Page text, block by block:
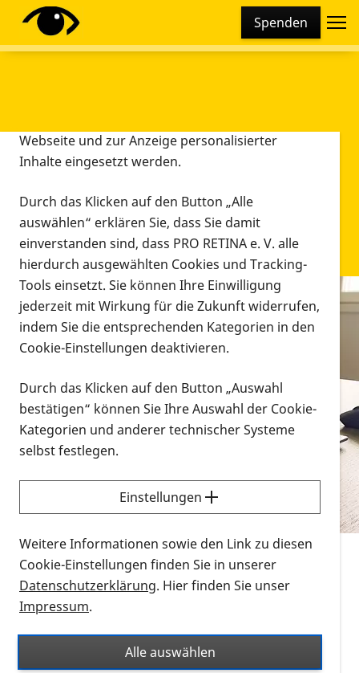
Spenden
Infomaterial
Infomaterial
Vorlesen
Alle Infomaterialien in verschiedenen
Formaten an einem Ort
Sie möchten wissen, wie Sie nach Infonmaterial
suchen und dieses bestellen bzw. herunterladen
können? Schauen Sie sich dieErklärvideos zum
Thema Infomaterial auf der PRO RETINA-Website
für blinde und sehbehinderte Menschen an.
Auf dieser Seite finden Sie sämtliches Infomaterial
Ort. Nutzen Sie den Formatfilter, um ausschließlich
nach Flyern und Broschüren, Audios oder Videos zu
Diese Webseite setzt verschiedene Cookies und
Tracking-Tools ein. Dies beinhaltet Cookies und
Webseite und zur Anzeige personalisierter
Inhalte eingesetzt werden.
Durch das Klicken auf den Button „Alle
auswählen“ erklären Sie, dass Sie damit
einverstanden sind, dass PRO RETINA e. V. alle
hierdurch ausgewählten Cookies und Tracking-
Tools einsetzt. Sie können Ihre Einwilligung
jederzeit mit Wirkung für die Zukunft widerrufen,
indem Sie die entsprechenden Kategorien in den
Cookie-Einstellungen deaktivieren.
Durch das Klicken auf den Button „Auswahl
bestätigen“ können Sie Ihre Auswahl der Cookie-
Kategorien und anderer technischer Systeme
selbst festlegen.
Einstellungen
Weitere Informationen sowie den Link zu diesen
Cookie-Einstellungen finden Sie in unserer
Datenschutzerklärung. Hier finden Sie unser
Impressum.
Alle auswählen